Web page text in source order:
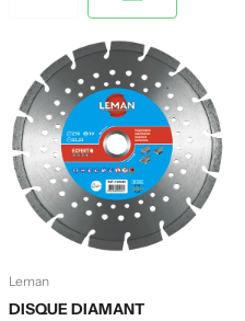
Leman
DISQUE DIAMANT